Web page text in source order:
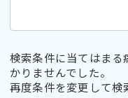
検索条件に当てはま
かりませんでした。
再度条件を変更して検